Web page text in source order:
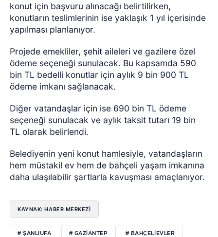
konut için başvuru alınacağı belirtilirken,
konutların teslimlerinin ise yaklaşık 1 yıl içerisinde
yapılması planlanıyor.
Projede emekliler, şehit aileleri ve gazilere özel
ödeme seçeneği sunulacak. Bu kapsamda 590
bin TL bedelli konutlar için aylık 9 bin 900 TL
ödeme imkanı sağlanacak.
Diğer vatandaşlar için ise 690 bin TL ödeme
seçeneği sunulacak ve aylık taksit tutarı 19 bin
TL olarak belirlendi.
Belediyenin yeni konut hamlesiyle, vatandaşların
hem müstakil ev hem de bahçeli yaşam imkanına
daha ulaşılabilir şartlarla kavuşması amaçlanıyor.
KAYNAK: HABER MERKEZİ
# ŞANLIUFA # GAZİANTEP # BAHÇELİEVLER